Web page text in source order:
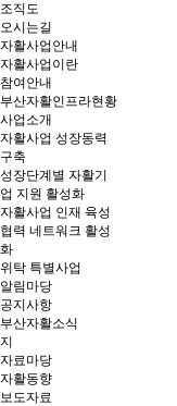
조직도
오시는길
자활사업안내
자활사업이란
참여안내
부산자활인프라현황
사업소개
자활사업 성장동력
구축
성장단계별 자활기
업 지원 활성화
자활사업 인재 육성
협력 네트워크 활성
화
위탁 특별사업
알림마당
공지사항
부산자활소식
지
자료마당
자활동향
보도자료